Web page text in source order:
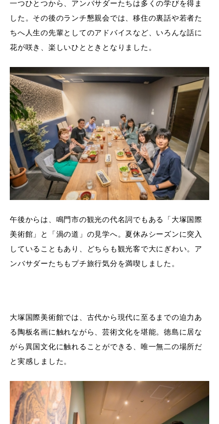
一つひとつから、アンバサダーたちは多くの学びを得ま
した。その後のランチ懇親会では、移住の裏話や若者た
ちへ人生の先輩としてのアドバイスなど、いろんな話に
花が咲き、楽しいひとときとなりました。
午後からは、鳴門市の観光の代名詞でもある「大塚国際
美術館」と「渦の道」の見学へ。夏休みシーズンに突入
していることもあり、どちらも観光客で大にぎわい。ア
ンバサダーたちもプチ旅行気分を満喫しました。
大塚国際美術館では、古代から現代に至るまでの迫力あ
る陶板名画に触れながら、芸術文化を堪能。徳島に居な
がら異国文化に触れることができる、唯一無二の場所だ
と実感しました。